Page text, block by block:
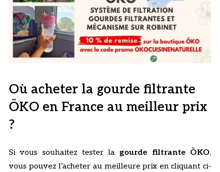
Où acheter la gourde filtrante
ÖKO en France au meilleur prix
?
Si vous souhaitez tester la gourde filtrante ÖKO,
vous pouvez l’acheter au meilleure prix en cliquant ci-